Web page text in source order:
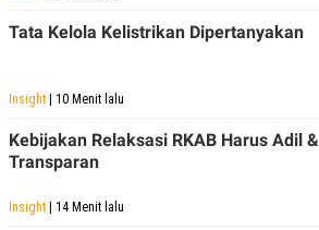
Tata Kelola Kelistrikan Dipertanyakan
Insight | 10 Menit lalu
Kebijakan Relaksasi RKAB Harus Adil &
Transparan
Insight | 14 Menit lalu